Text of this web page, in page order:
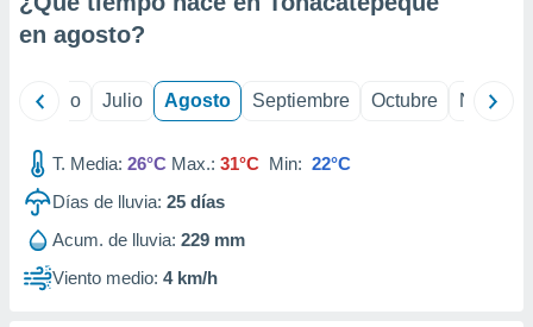
e
publicidad
publicidad
de
en agosto?
Junio Julio Agosto Septiembre Octubre
T. Media: 26°C Max.: 31°C Min: 22°C
Días de lluvia: 25 días
Acum. de lluvia: 229 mm
Viento medio: 4 km/h